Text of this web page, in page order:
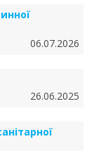
06.07.2026
26.06.2025